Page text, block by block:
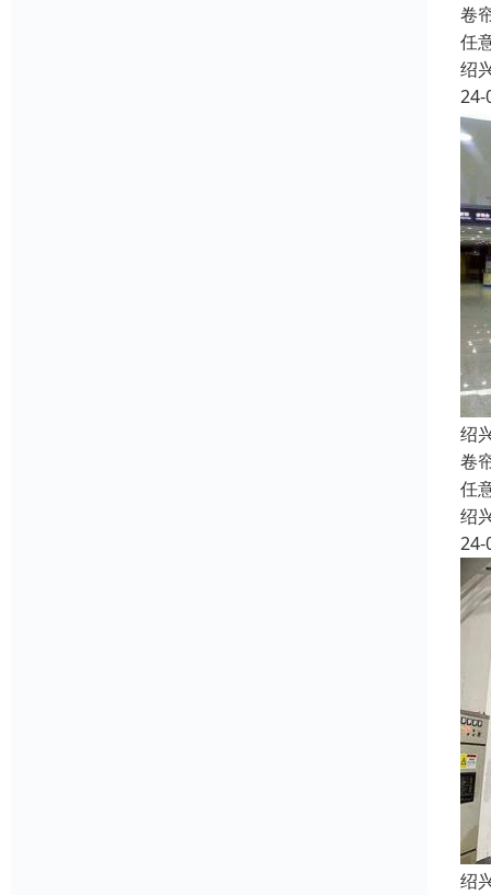
卷
任
绍
24-
绍
卷
任
绍
24-
绍